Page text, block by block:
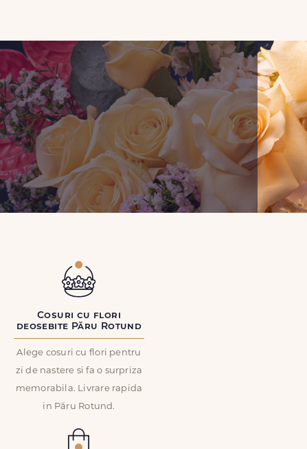
Cosuri cu flori
deosebite Păru Rotund
Alege cosuri cu flori pentru
zi de nastere si fa o surpriza
memorabila. Livrare rapida
in Păru Rotund.